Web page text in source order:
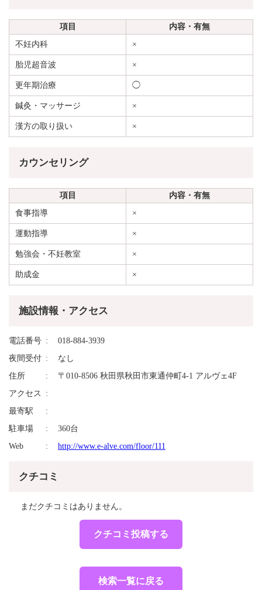
項目
内容・有無
不妊内科
×
胎児超音波 ×
更年期治療 ◯
鍼灸・マッサージ ×
漢方の取り扱い ×
カウンセリング
項目
内容・有無
食事指導
×
運動指導 ×
勉強会・不妊教室 ×
助成金 ×
施設情報・アクセス
電話番号
018-884-3939
夜間受付
なし
住所
〒010-8506 秋田県秋田市東通仲町4-1 アルヴェ4F
アクセス
最寄駅
駐車場
360台
Web
http://www.e-alve.com/floor/111
クチコミ
まだクチコミはありません。
クチコミ投稿する
検索一覧に戻る